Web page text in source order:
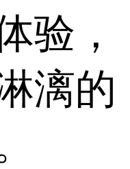
验，
漓的